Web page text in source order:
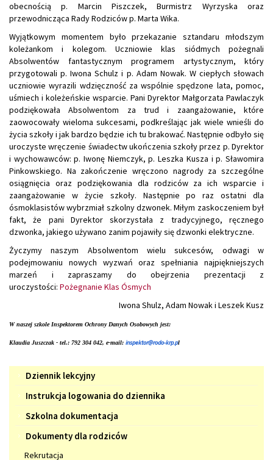
obecnością p. Marcin Piszczek, Burmistrz Wyrzyska oraz
przewodnicząca Rady Rodziców p. Marta Wika.
Wyjątkowym momentem było przekazanie sztandaru młodszym
koleżankom i kolegom. Uczniowie klas siódmych pożegnali
Absolwentów fantastycznym programem artystycznym, który
przygotowali p. Iwona Schulz i p. Adam Nowak. W ciepłych słowach
uczniowie wyrazili wdzięczność za wspólnie spędzone lata, pomoc,
uśmiech i koleżeńskie wsparcie. Pani Dyrektor Małgorzata Pawlaczyk
podziękowała Absolwentom za trud i zaangażowanie, które
zaowocowały wieloma sukcesami, podkreślając jak wiele wnieśli do
życia szkoły i jak bardzo będzie ich tu brakować. Następnie odbyło się
uroczyste wręczenie świadectw ukończenia szkoły przez p. Dyrektor
i wychowawców: p. Iwonę Niemczyk, p. Leszka Kusza i p. Sławomira
Pinkowskiego. Na zakończenie wręczono nagrody za szczególne
osiągnięcia oraz podziękowania dla rodziców za ich wsparcie i
zaangażowanie w życie szkoły. Następnie po raz ostatni dla
ósmoklasistów wybrzmiał szkolny dzwonek. Miłym zaskoczeniem był
fakt, że pani Dyrektor skorzystała z tradycyjnego, ręcznego
dzwonka, jakiego używano zanim pojawiły się dzwonki elektryczne.
Życzymy naszym Absolwentom wielu sukcesów, odwagi w
podejmowaniu nowych wyzwań oraz spełniania najpiękniejszych
marzeń i zapraszamy do obejrzenia prezentacji z
uroczystości: Pożegnanie Klas Ósmych
Iwona Shulz, Adam Nowak i Leszek Kusz
W naszej szkole Inspektorem Ochrony Danych Osobowych jest:
Klaudia Juszczak - tel.: 792 304 042, e-mail: inspektor@rodo-krp.pl
Menu
Dziennik lekcyjny
Instrukcja logowania do dziennika
Szkolna dokumentacja
Dokumenty dla rodziców
Rekrutacja